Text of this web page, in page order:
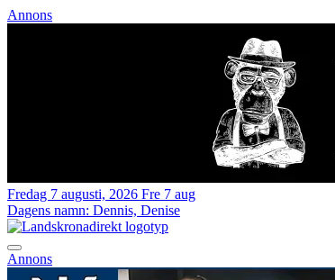
Annons
Fredag 7 augusti, 2026 Fre 7 aug
Dagens namn: Dennis, Denise
Annons